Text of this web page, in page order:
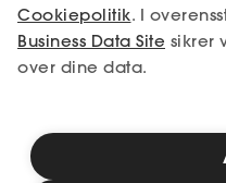
Studerende
Ase Boost - 15
løsning
Derfor har vi, hen over
indspark med konkrete
Cookiepolitik. I
Business Data Site sikrer
over dine data.